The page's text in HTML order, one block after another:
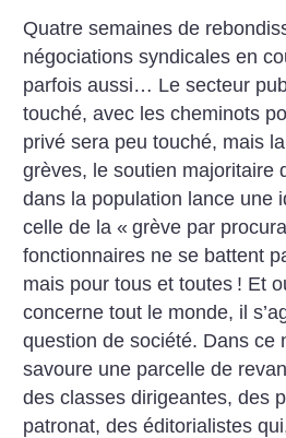
Quatre semaines de
négociations syndicales en
parfois aussi… Le secteur
touché, avec les cheminots
privé sera peu touché, mais
grèves, le soutien majoritaire
dans la population lance une
celle de la « grève par
fonctionnaires ne se battent
mais pour tous et toutes ! Et
concerne tout le monde, il
question de société. Dans ce
savoure une parcelle de
des classes dirigeantes, des
patronat, des éditorialistes